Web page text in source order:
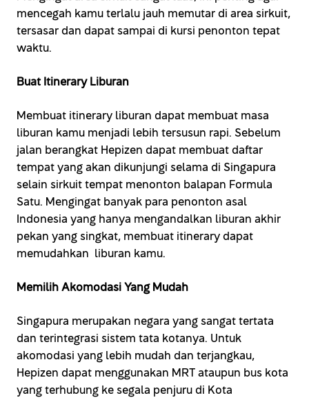
mencegah kamu terlalu jauh memutar di area sirkuit,
tersasar dan dapat sampai di kursi penonton tepat
waktu.
Buat Itinerary Liburan
Membuat itinerary liburan dapat membuat masa
liburan kamu menjadi lebih tersusun rapi. Sebelum
jalan berangkat Hepizen dapat membuat daftar
tempat yang akan dikunjungi selama di Singapura
selain sirkuit tempat menonton balapan Formula
Satu. Mengingat banyak para penonton asal
Indonesia yang hanya mengandalkan liburan akhir
pekan yang singkat, membuat itinerary dapat
memudahkan liburan kamu.
Memilih Akomodasi Yang Mudah
Singapura merupakan negara yang sangat tertata
dan terintegrasi sistem tata kotanya. Untuk
akomodasi yang lebih mudah dan terjangkau,
Hepizen dapat menggunakan MRT ataupun bus kota
yang terhubung ke segala penjuru di Kota